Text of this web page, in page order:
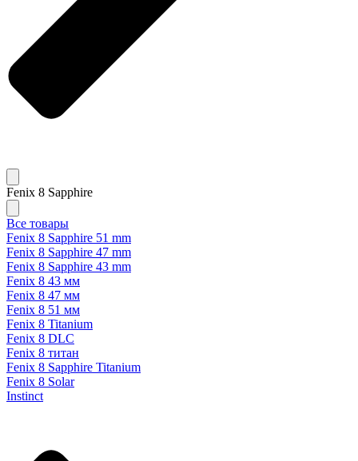
Fenix 8 Sapphire
Все товары
Fenix 8 Sapphire 51 mm
Fenix 8 Sapphire 47 mm
Fenix 8 Sapphire 43 mm
Fenix 8 43 мм
Fenix 8 47 мм
Fenix 8 51 мм
Fenix 8 Titanium
Fenix 8 DLC
Fenix 8 титан
Fenix 8 Sapphire Titanium
Fenix 8 Solar
Instinct